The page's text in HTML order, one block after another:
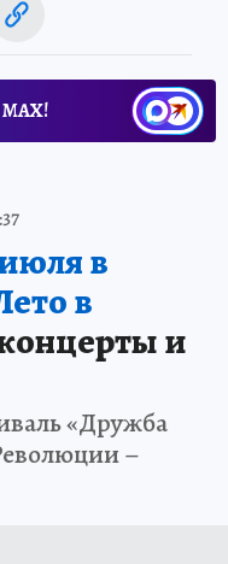
МАХ!
в
в
и
«Дружба
–